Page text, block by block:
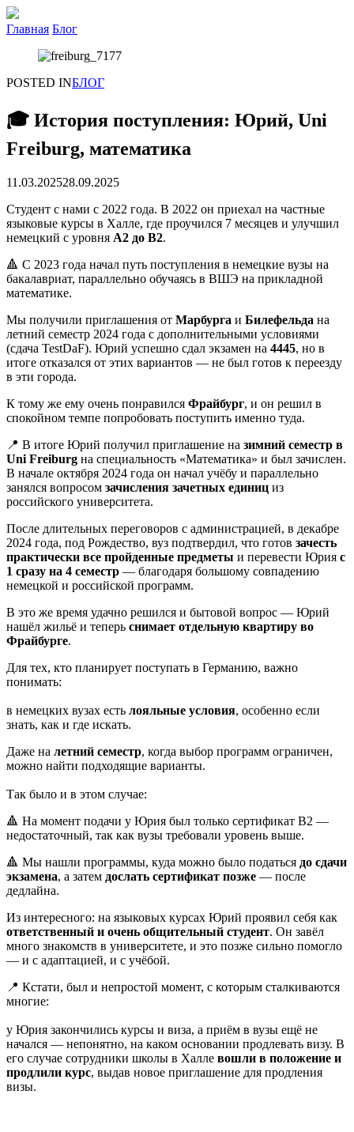
Главная Блог
POSTED INБЛОГ
🎓 История поступления: Юрий, Uni
Freiburg, математика
11.03.202528.09.2025
Студент с нами с 2022 года. В 2022 он приехал на частные
языковые курсы в Халле, где проучился 7 месяцев и улучшил
немецкий с уровня A2 до B2.
🔺 С 2023 года начал путь поступления в немецкие вузы на
бакалавриат, параллельно обучаясь в ВШЭ на прикладной
математике.
Мы получили приглашения от Марбурга и Билефельда на
летний семестр 2024 года с дополнительными условиями
(сдача TestDaF). Юрий успешно сдал экзамен на 4445, но в
итоге отказался от этих вариантов — не был готов к переезду
в эти города.
К тому же ему очень понравился Фрайбург, и он решил в
спокойном темпе попробовать поступить именно туда.
📍 В итоге Юрий получил приглашение на зимний семестр в
Uni Freiburg на специальность «Математика» и был зачислен.
В начале октября 2024 года он начал учёбу и параллельно
занялся вопросом зачисления зачетных единиц из
российского университета.
После длительных переговоров с администрацией, в декабре
2024 года, под Рождество, вуз подтвердил, что готов зачесть
практически все пройденные предметы и перевести Юрия с
1 сразу на 4 семестр — благодаря большому совпадению
немецкой и российской программ.
В это же время удачно решился и бытовой вопрос — Юрий
нашёл жильё и теперь снимает отдельную квартиру во
Фрайбурге.
Для тех, кто планирует поступать в Германию, важно
понимать:
в немецких вузах есть лояльные условия, особенно если
знать, как и где искать.
Даже на летний семестр, когда выбор программ ограничен,
можно найти подходящие варианты.
Так было и в этом случае:
🔺 На момент подачи у Юрия был только сертификат B2 —
недостаточный, так как вузы требовали уровень выше.
🔺 Мы нашли программы, куда можно было податься до сдачи
экзамена, а затем дослать сертификат позже — после
дедлайна.
Из интересного: на языковых курсах Юрий проявил себя как
ответственный и очень общительный студент. Он завёл
много знакомств в университете, и это позже сильно помогло
— и с адаптацией, и с учёбой.
📍 Кстати, был и непростой момент, с которым сталкиваются
многие:
у Юрия закончились курсы и виза, а приём в вузы ещё не
начался — непонятно, на каком основании продлевать визу. В
его случае сотрудники школы в Халле вошли в положение и
продлили курс, выдав новое приглашение для продления
визы.